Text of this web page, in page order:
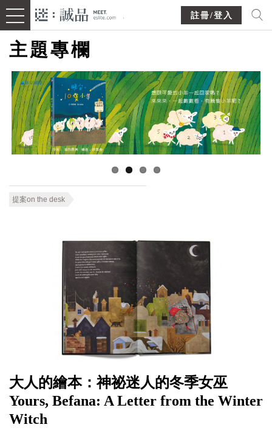
註冊/登入
主題專欄
提案on the desk
大人的繪本：神祕迷人的冬季女巫
Yours, Befana: A Letter from the Winter
Witch